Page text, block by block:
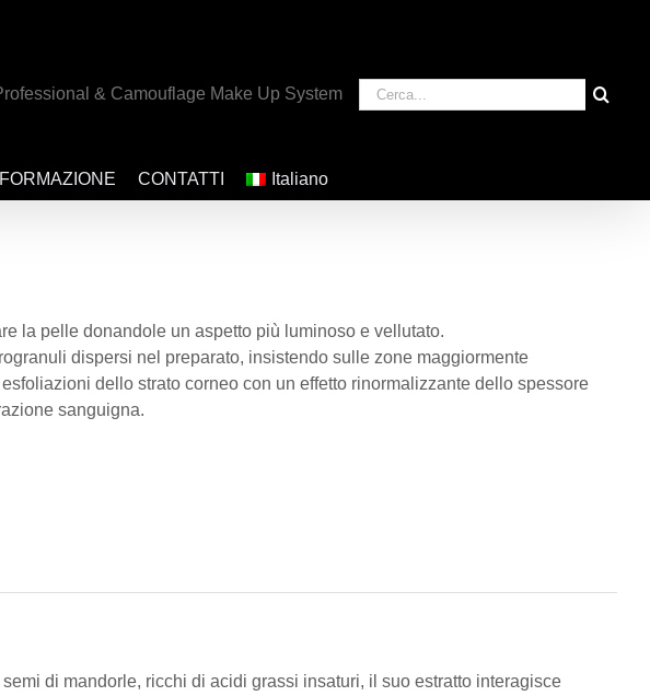
& Camouflage Make Up System
Cerca
per:
FORMAZIONE CONTATTI Italiano
la pelle donandole un aspetto più luminoso e vellutato.
dispersi nel preparato, insistendo sulle zone maggiormente
dello strato corneo con un effetto rinormalizzante dello spessore
sanguigna.
di mandorle, ricchi di acidi grassi insaturi, il suo estratto interagisce